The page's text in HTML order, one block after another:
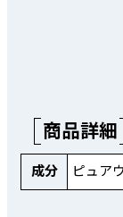
商品詳細
成分 ピュア